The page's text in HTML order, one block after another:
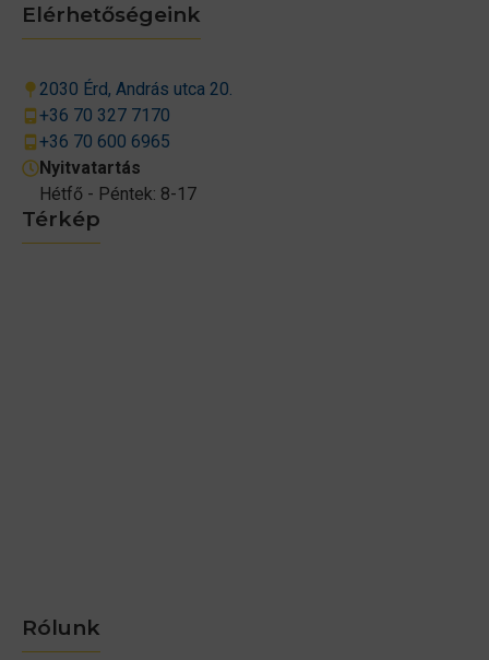
Térkép
Rólunk
Elérhetőségeink
2030 Érd, András utca 20.
+36 70 327 7170
+36 70 600 6965
Nyitvatartás
Hétfő - Péntek: 8-17